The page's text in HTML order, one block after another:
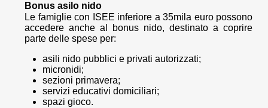
Bonus asilo nido
Le famiglie con ISEE inferiore a 35mila euro possono
accedere anche al bonus nido, destinato a coprire
parte delle spese per:
asili nido pubblici e privati autorizzati;
micronidi;
sezioni primavera;
servizi educativi domiciliari;
spazi gioco.